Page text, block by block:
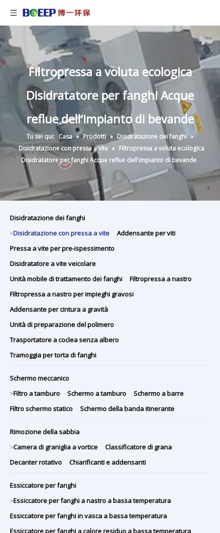
Filtropressa a voluta ecologica
Disidratatore per fanghi Acque
reflue dell'impianto di bevande
Tu sei qui: Casa » Prodotti » Disidratazione dei fanghi »
Disidratazione con pressa a vite » Filtropressa a voluta ecologica
Disidratatore per fanghi Acque reflue dell'impianto di bevande
Disidratazione dei fanghi
>Disidratazione con pressa a vite
Addensante per viti
Pressa a vite per pre-ispessimento
Disidratatore a vite veicolare
Unità mobile di trattamento dei fanghi
Filtropressa a nastro
Filtropressa a nastro per impieghi gravosi
Addensante per cintura a gravità
Unità di preparazione del polimero
Trasportatore a coclea senza albero
Tramoggia per torta di fanghi
Schermo meccanico
>Filtro a tamburo Schermo a tamburo
Schermo a barre
Filtro schermo statico
Schermo della banda itinerante
Rimozione della sabbia
>Camera di graniglia a vortice
Classificatore di grana
Decanter rotativo
Chiarificanti e addensanti
Essiccatore per fanghi
>Essiccatore per fanghi a nastro a bassa temperatura
Essiccatore per fanghi in vasca a bassa temperatura
Essiccatore per fanghi a calore residuo a bassa temperatura